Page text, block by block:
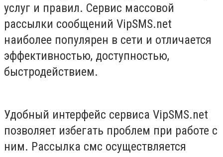
услуг и правил. Сервис массовой
рассылки сообщений VipSMS.net
наиболее популярен в сети и отличается
эффективностью, доступностью,
быстродействием.
Удобный интерфейс сервиса VipSMS.net
позволяет избегать проблем при работе с
ним. Рассылка смс осуществляется